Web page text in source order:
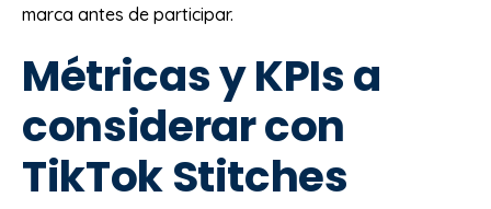
marca antes de participar.
Métricas y KPIs a
considerar con
TikTok Stitches